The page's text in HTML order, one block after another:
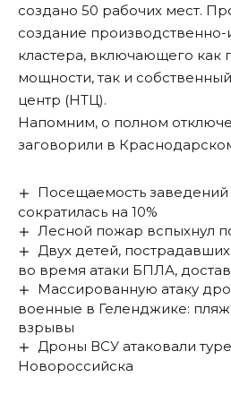
создано 50 рабочих мест.
создание
кластера, включающего как
мощности, так и
центр (НТЦ).
Напомним, о полном
заговорили в
Посещаемость
сократилась на 10%
Лесной пожар вспыхнул
Двух детей,
во время атаки БПЛА,
Массированную атаку
военные в Геленджике:
взрывы
Дроны ВСУ атаковали
Новороссийска